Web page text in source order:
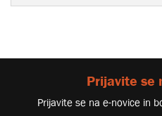
Prijavite se
Prijavite se na e-novice in